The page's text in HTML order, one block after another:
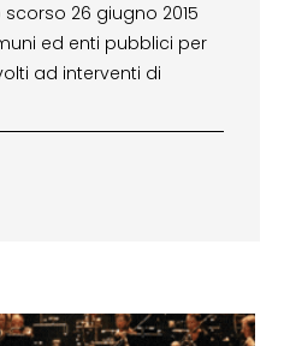
26 giugno 2015
ed enti pubblici per
ad interventi di